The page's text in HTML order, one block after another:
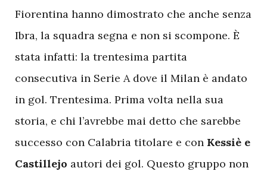
Fiorentina hanno dimostrato che anche senza
Ibra, la squadra segna e non si scompone. È
stata infatti: la trentesima partita
consecutiva in Serie A dove il Milan è andato
in gol. Trentesima. Prima volta nella sua
storia, e chi l’avrebbe mai detto che sarebbe
successo con Calabria titolare e con Kessiè e
Castillejo autori dei gol. Questo gruppo non